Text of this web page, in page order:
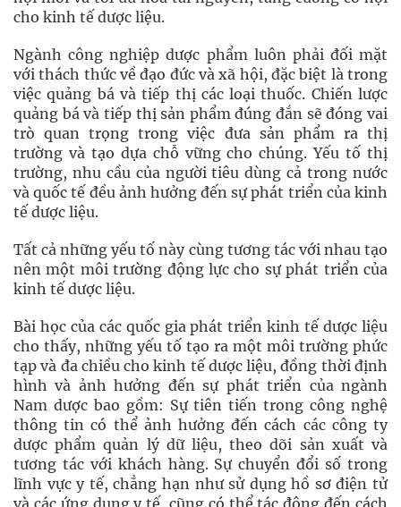
cho kinh tế dược liệu.
Ngành công nghiệp dược phẩm luôn phải đối mặt
với thách thức về đạo đức và xã hội, đặc biệt là trong
việc quảng bá và tiếp thị các loại thuốc. Chiến lược
quảng bá và tiếp thị sản phẩm đúng đắn sẽ đóng vai
trò quan trọng trong việc đưa sản phẩm ra thị
trường và tạo dựa chỗ vững cho chúng. Yếu tố thị
trường, nhu cầu của người tiêu dùng cả trong nước
và quốc tế đều ảnh hưởng đến sự phát triển của kinh
tế dược liệu.
Tất cả những yếu tố này cùng tương tác với nhau tạo
nên một môi trường động lực cho sự phát triển của
kinh tế dược liệu.
Bài học của các quốc gia phát triển kinh tế dược liệu
cho thấy, những yếu tố tạo ra một môi trường phức
tạp và đa chiều cho kinh tế dược liệu, đồng thời định
hình và ảnh hưởng đến sự phát triển của ngành
Nam dược bao gồm: Sự tiên tiến trong công nghệ
thông tin có thể ảnh hưởng đến cách các công ty
dược phẩm quản lý dữ liệu, theo dõi sản xuất và
tương tác với khách hàng. Sự chuyển đổi số trong
lĩnh vực y tế, chẳng hạn như sử dụng hồ sơ điện tử
và các ứng dụng y tế, cũng có thể tác động đến cách